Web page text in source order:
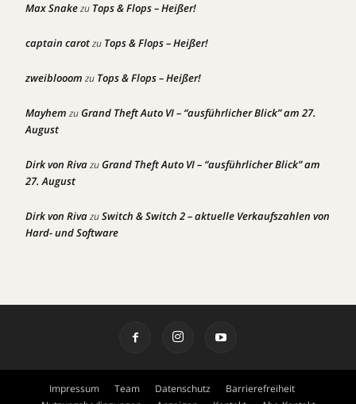
Max Snakezu Tops & Flops – Heißer!
captain carotzu Tops & Flops – Heißer!
zweiblooom zu Tops & Flops – Heißer!
Mayhem zuGrand Theft Auto VI – “ausführlicher Blick” am 27.
August
Dirk von RivazuGrand Theft Auto VI – “ausführlicher Blick” am
27. August
Dirk von RivazuSwitch & Switch 2 – aktuelle Verkaufszahlen von
Hard- und Software
Impressum Team Datenschutz
Barrierefreiheit